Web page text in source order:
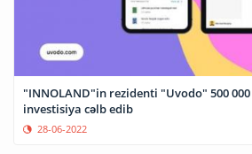
"INNOLAND"in rezidenti "Uvodo" 500
investisiya cəlb edib
28-06-2022